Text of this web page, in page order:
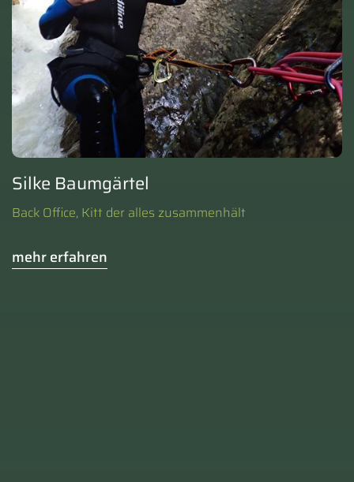
Silke Baumgärtel
Back Office, Kitt der alles zusammenhält
mehr erfahren